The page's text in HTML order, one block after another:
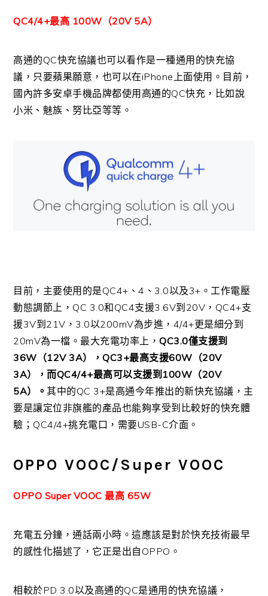
QC4/4+最高 100W（20V 5A）
高通的QC快充協議也可以看作是一種通用的快充協
議，只要蘋果願意，也可以在iPhone上面使用。目前，
國內許多安卓手機品牌都使用高通的QC快充，比如說
小米、魅族、努比亞等等。
目前，主要使用的是QC4+、4、3.0以及3+。工作電壓
動態調節上，QC 3.0和QC4支援3.6V到20V，QC4+支
援3V到21V，3.0以200mV為步進，4/4+更是細分到
20mV為一檔。最大充電功率上，QC3.0僅支援到
36W（12V 3A），QC3+最高支援60W（20V
3A），而QC4/4+最高可以支援到100W（20V
5A）。其中的QC 3+是高通今年推出的新快充協議，主
要是讓定位非旗艦的產品也能夠享受到比較好的快充體
驗；QC4/4+挑充電口，需要USB-C介面。
OPPO VOOC/Super VOOC
OPPO Super VOOC 最高 65W
充電五分鐘，通話兩小時。這應該是對於快充技術最早
的感性化描述了，它正是出自OPPO。
相較於PD 3.0以及高通的QC是通用的快充協議，